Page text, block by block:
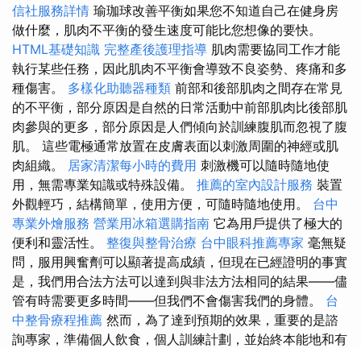
信社服務詳情 瑜珈球改善平衡如果您不知道自己在健身房
做什麼，肌肉不平衡的發生速度可能比您想像的要快。
HTML基礎知識 完整產後護理指導 肌肉需要協同工作才能
執行某些任務，因此肌肉不平衡會導致不良姿勢、疼痛和多
種傷害。 多樣化助聽器種類 前部和後部肌肉之間存在常見
的不平衡，部分原因是自然的日常活動中前部肌肉比後部肌
肉參與的更多，部分原因是人們傾向於訓練腹肌而忽視了腹
肌。 這些電極通常放置在皮膚表面以刺激周圍的神經或肌
肉組織。 居家清潔每小時的費用 刺激機可以隨時隨地使
用，無需專業知識或特殊設備。 推薦的室內設計服務 裝置
外觀輕巧，結構簡單，使用方便，可隨時隨地使用。 台中
專業外燴服務 營業用冰箱選購指南 它為用戶提供了極大的
便利和靈活性。 整復與整骨治療 台中眼科推薦專家 毫無疑
問，服用興奮劑可以顯著提高成績，但現在已經證明的事實
是，我們用合法方法可以達到與非法方法相同的結果——儘
管有時需要更多時間——但我們不會傷害我們的身體。 台
中整骨療程推薦 然而，為了達到預期的效果，重要的是諮
詢專家，準備個人飲食，個人訓練計劃，並始終本能地和有